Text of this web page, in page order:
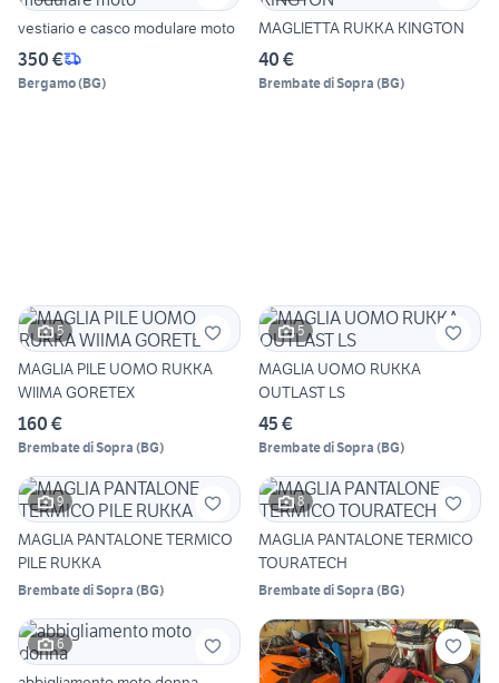
vestiario e casco modulare moto
350 €
Bergamo(BG)
MAGLIETTA RUKKA KINGTON
40 €
Brembate di Sopra (BG)
5
MAGLIA PILE UOMO RUKKA
WIIMA GORETEX
160 €
Brembate di Sopra (BG)
5
MAGLIA UOMO RUKKA
OUTLAST LS
45 €
Brembate di Sopra (BG)
9
MAGLIA PANTALONE TERMICO
PILE RUKKA
Brembate di Sopra (BG)
8
MAGLIA PANTALONE TERMICO
TOURATECH
Brembate di Sopra (BG)
6